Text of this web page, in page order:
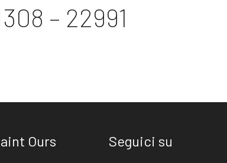
– 22991
Ours Seguici su